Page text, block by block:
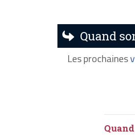
Quand
Les prochaines